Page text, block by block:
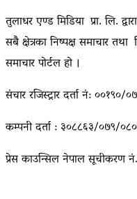
तुलाधर एण्ड मिडिया प्रा. लि.
सबै क्षेत्रका निष्पक्ष समाचार
समाचार पोर्टल हो ।
संचार रजिस्ट्रार दर्ता नं: ००१९०/
कम्पनी दर्ता : ३०८८६३/०७९/०८०
प्रेस काउन्सिल नेपाल सूचीकरण